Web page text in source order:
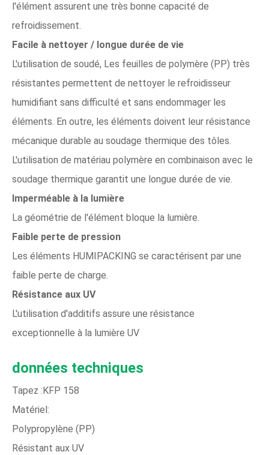
l'élément assurent une très bonne capacité de
refroidissement.
Facile à nettoyer / longue durée de vie
L'utilisation de soudé, Les feuilles de polymère (PP) très
résistantes permettent de nettoyer le refroidisseur
humidifiant sans difficulté et sans endommager les
éléments. En outre, les éléments doivent leur résistance
mécanique durable au soudage thermique des tôles.
L'utilisation de matériau polymère en combinaison avec le
soudage thermique garantit une longue durée de vie.
Imperméable à la lumière
La géométrie de l'élément bloque la lumière.
Faible perte de pression
Les éléments HUMIPACKING se caractérisent par une
faible perte de charge.
Résistance aux UV
L'utilisation d'additifs assure une résistance
exceptionnelle à la lumière UV
données techniques
Tapez :KFP 158
Matériel:
Polypropylène (PP)
Résistant aux UV